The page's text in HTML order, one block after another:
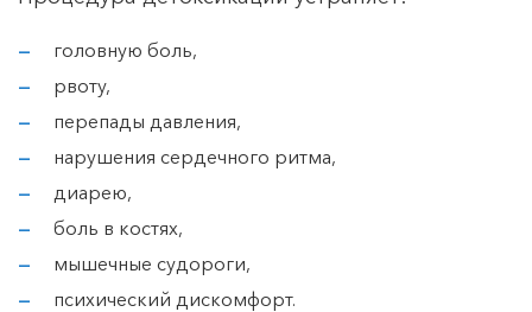
головную боль,
рвоту,
перепады давления,
нарушения сердечного ритма,
диарею,
боль в костях,
мышечные судороги,
психический дискомфорт.